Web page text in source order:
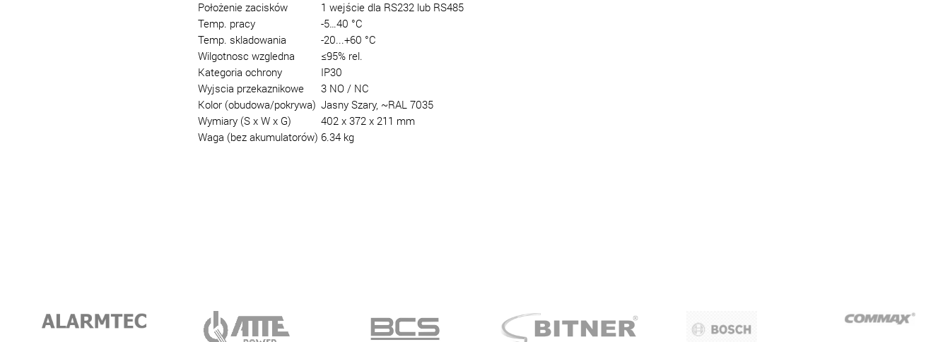
Położenie zacisków
1 wejście dla RS232 lub RS485
Temp. pracy
-5…40 °C
Temp. skladowania
-20...+60 °C
Wilgotnosc wzgledna
≤95% rel.
Kategoria ochrony
IP30
Wyjscia przekaznikowe
3 NO / NC
Kolor (obudowa/pokrywa) Jasny Szary, ~RAL 7035
Wymiary (S x W x G)
402 x 372 x 211 mm
Waga (bez akumulatorów) 6.34 kg